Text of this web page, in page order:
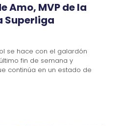
Amo, MVP de la
Superliga
se hace con el galardón
fin de semana y
continúa en un estado de